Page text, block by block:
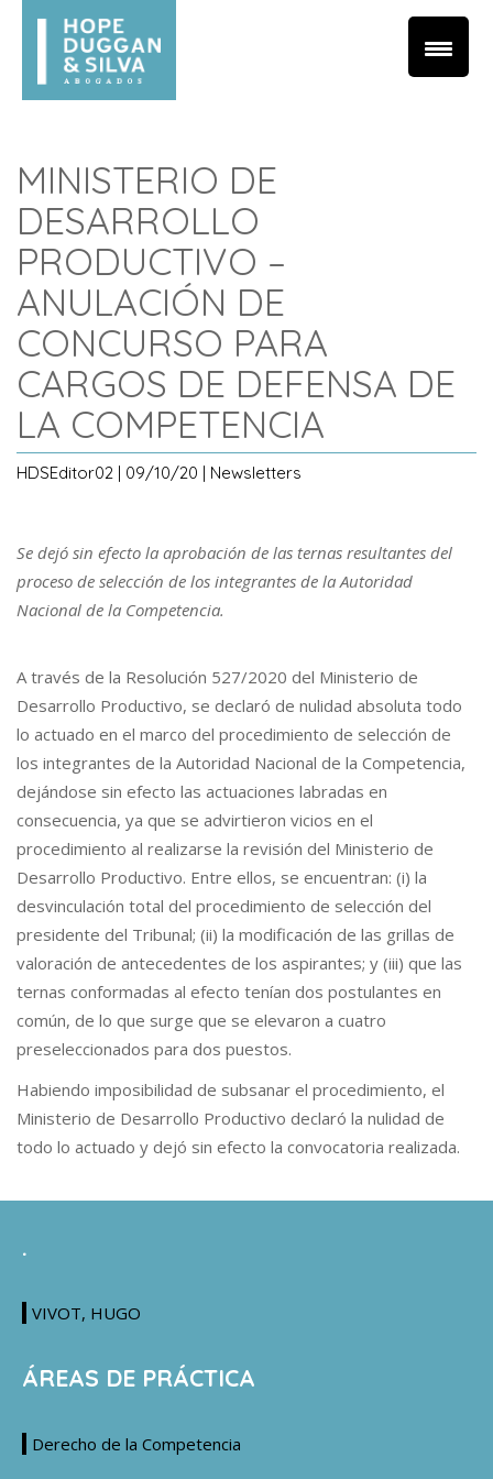
MINISTERIO DE
DESARROLLO
PRODUCTIVO –
ANULACIÓN DE
CONCURSO PARA
CARGOS DE DEFENSA DE
LA COMPETENCIA
HDSEditor02 | 09/10/20 | Newsletters
Se dejó sin efecto la aprobación de las ternas resultantes del
proceso de selección de los integrantes de la Autoridad
Nacional de la Competencia.
A través de la Resolución 527/2020 del Ministerio de
Desarrollo Productivo, se declaró de nulidad absoluta todo
lo actuado en el marco del procedimiento de selección de
los integrantes de la Autoridad Nacional de la Competencia,
dejándose sin efecto las actuaciones labradas en
consecuencia, ya que se advirtieron vicios en el
procedimiento al realizarse la revisión del Ministerio de
Desarrollo Productivo. Entre ellos, se encuentran: (i) la
desvinculación total del procedimiento de selección del
presidente del Tribunal; (ii) la modificación de las grillas de
valoración de antecedentes de los aspirantes; y (iii) que las
ternas conformadas al efecto tenían dos postulantes en
común, de lo que surge que se elevaron a cuatro
preseleccionados para dos puestos.
Habiendo imposibilidad de subsanar el procedimiento, el
Ministerio de Desarrollo Productivo declaró la nulidad de
todo lo actuado y dejó sin efecto la convocatoria realizada.
.
VIVOT, HUGO
ÁREAS DE PRÁCTICA
Derecho de la Competencia